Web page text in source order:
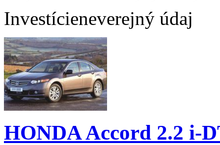
Investícieneverejný údaj
HONDA Accord 2.2 i-